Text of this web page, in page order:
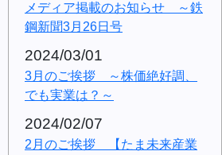
メディア掲載のお知らせ ～鉄
鋼新聞3月26日号
2024/03/01
3月のご挨拶 ～株価絶好調、
でも実業は？～
2024/02/07
2月のご挨拶 【たま未来産業